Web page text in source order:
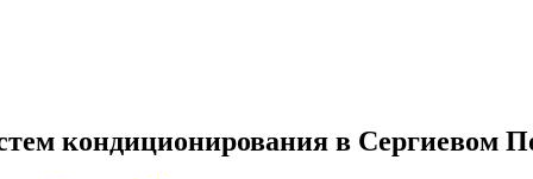
кондиционирования в Сергиевом